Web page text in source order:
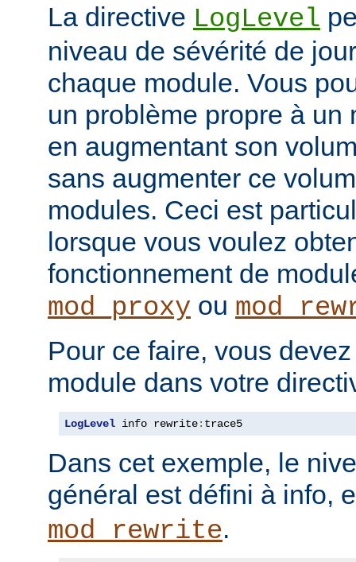
La directive LogLevel
niveau de sévérité de
chaque module. Vous
un problème propre à un
en augmentant son
sans augmenter ce
modules. Ceci est
lorsque vous voulez
fonctionnement de
mod_proxy ou
Pour ce faire, vous
module dans votre
LogLevel info rewrite: trace5
Dans cet exemple, le
général est défini à info,
mod_rewrite.